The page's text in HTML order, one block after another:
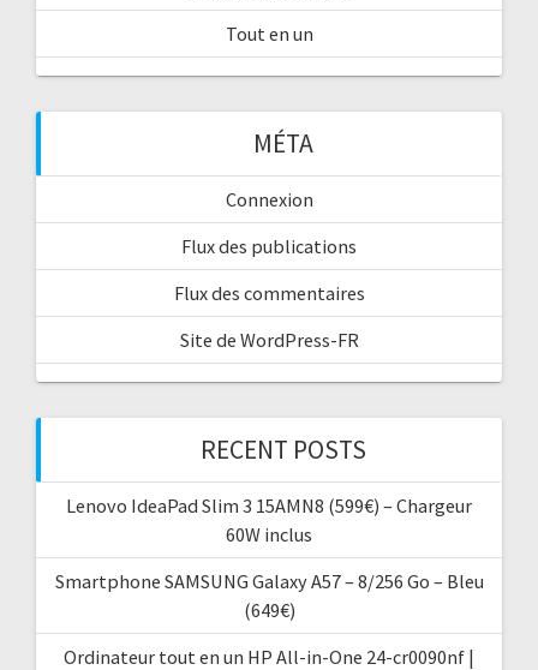
Tout en un
MÉTA
Connexion
Flux des publications
Flux des commentaires
Site de WordPress-FR
RECENT POSTS
Lenovo IdeaPad Slim 3 15AMN8 (599€) – Chargeur
60W inclus
Smartphone SAMSUNG Galaxy A57 – 8/256 Go – Bleu
(649€)
Ordinateur tout en un HP All-in-One 24-cr0090nf |